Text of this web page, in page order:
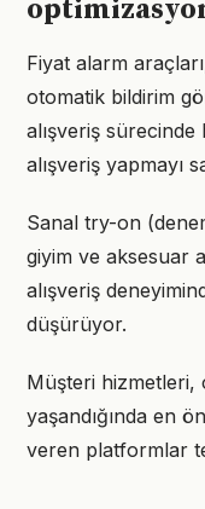
Fiyat alarm
otomatik bildirim
alışveriş
alışveriş yapmayı
Sanal try-on
giyim ve aksesuar
alışveriş
düşürüyor.
Müşteri hizmetleri,
yaşandığında en
veren platformlar